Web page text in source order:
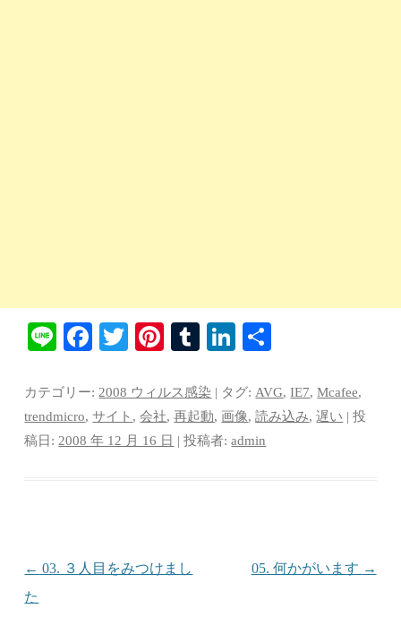
Li
Fa
bo
ok
T
tte
r
Pi
er
es
t
T
m
bl
r
Li
ed
In
カテゴリー: 2008 ウィルス感染 | タグ: AVG,IE7,Mcafee,
trendmicro,サイト ,会社,再起動, 画像,読み込み,遅い | 投
稿日: 2008 年 12 月 16 日 |投稿者:admin
投稿ナビゲーション
← 03. ３人目をみつけまし
た
05. 何かがいます →